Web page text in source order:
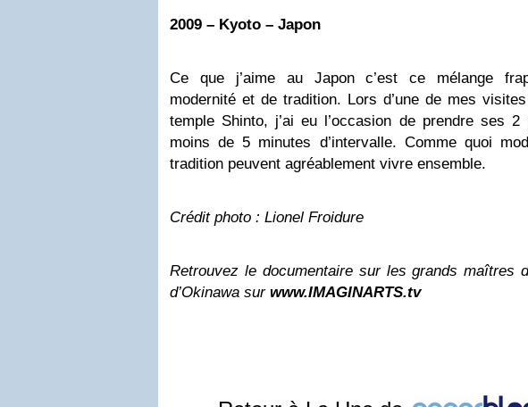
2009 – Kyoto – Japon
Ce que j’aime au Japon c’est ce mélange
modernité et de tradition. Lors d’une de mes
temple Shinto, j’ai eu l’occasion de prendre ses 2
moins de 5 minutes d’intervalle. Comme quoi
tradition peuvent agréablement vivre ensemble.
Crédit photo : Lionel Froidure
Retrouvez le documentaire sur les grands maîtres
d’Okinawa sur www.IMAGINARTS.tv